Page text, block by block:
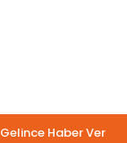
Gelince Haber Ver